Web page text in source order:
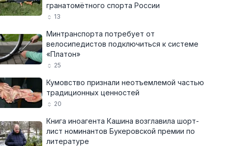
гранатомётного спорта России
13
Минтранспорта потребует от
велосипедистов подключиться к системе
«Платон»
25
Кумовство признали неотъемлемой частью
традиционных ценностей
20
Книга иноагента Кашина возглавила шорт-
лист номинантов Букеровской премии по
литературе